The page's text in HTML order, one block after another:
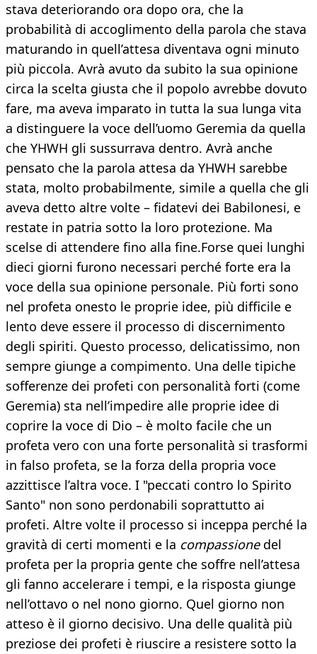
stava deteriorando ora dopo ora, che la
probabilità di accoglimento della parola che stava
maturando in quell’attesa diventava ogni minuto
più piccola. Avrà avuto da subito la sua opinione
circa la scelta giusta che il popolo avrebbe dovuto
fare, ma aveva imparato in tutta la sua lunga vita
a distinguere la voce dell’uomo Geremia da quella
che YHWH gli sussurrava dentro. Avrà anche
pensato che la parola attesa da YHWH sarebbe
stata, molto probabilmente, simile a quella che gli
aveva detto altre volte – fidatevi dei Babilonesi, e
restate in patria sotto la loro protezione. Ma
scelse di attendere fino alla fine.Forse quei lunghi
dieci giorni furono necessari perché forte era la
voce della sua opinione personale. Più forti sono
nel profeta onesto le proprie idee, più difficile e
lento deve essere il processo di discernimento
degli spiriti. Questo processo, delicatissimo, non
sempre giunge a compimento. Una delle tipiche
sofferenze dei profeti con personalità forti (come
Geremia) sta nell’impedire alle proprie idee di
coprire la voce di Dio – è molto facile che un
profeta vero con una forte personalità si trasformi
in falso profeta, se la forza della propria voce
azzittisce l’altra voce. I "peccati contro lo Spirito
Santo" non sono perdonabili soprattutto ai
profeti. Altre volte il processo si inceppa perché la
gravità di certi momenti e la compassionedel
profeta per la propria gente che soffre nell’attesa
gli fanno accelerare i tempi, e la risposta giunge
nell’ottavo o nel nono giorno. Quel giorno non
atteso è il giorno decisivo. Una delle qualità più
preziose dei profeti è riuscire a resistere sotto la